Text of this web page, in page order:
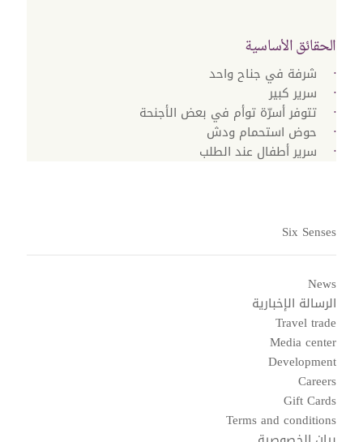
الحقائق الأساسية
شرفة في جناح واحد
سرير كبير
تتوفر أسرّة توأم في بعض الأجنحة
حوض استحمام ودش
سرير أطفال عند الطلب
Six Senses
News
الرسالة الإخبارية
Travel trade
Media center
Development
Careers
Gift Cards
Terms and conditions